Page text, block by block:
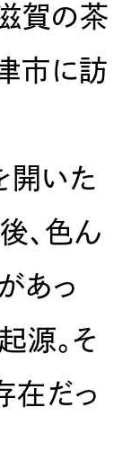
賀の茶
市に訪
開いた
、色ん
あっ
源。そ
在だっ